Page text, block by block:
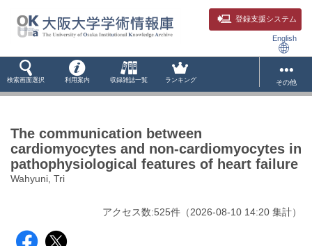
登録支援システム
English
検索画面選択 利用案内 収録雑誌一覧 ランキング その他
The communication between
cardiomyocytes and non-cardiomyocytes in
pathophysiological features of heart failure
Wahyuni, Tri
アクセス数:525件 （2026-08-10 14:20 集計）